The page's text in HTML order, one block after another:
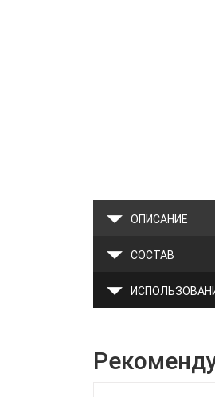
ОПИСАНИЕ
СОСТАВ